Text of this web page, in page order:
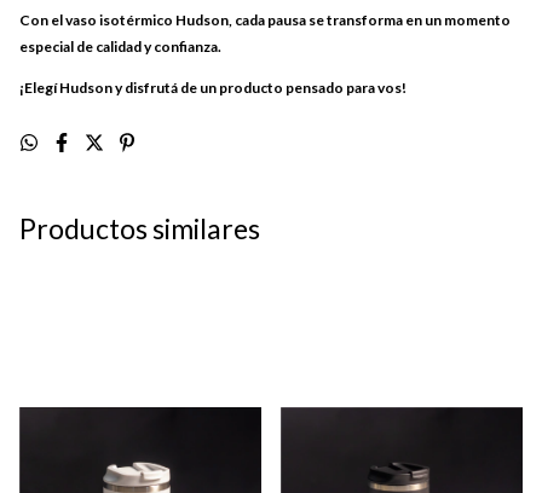
Con el vaso isotérmico Hudson, cada pausa se transforma en un momento
especial de calidad y confianza.
¡Elegí Hudson y disfrutá de un producto pensado para vos!
Productos similares